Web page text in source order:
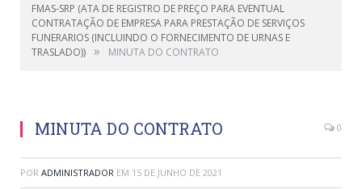
FMAS-SRP (ATA DE REGISTRO DE PREÇO PARA EVENTUAL
CONTRATAÇÃO DE EMPRESA PARA PRESTAÇÃO DE SERVIÇOS
FUNERARIOS (INCLUINDO O FORNECIMENTO DE URNAS E
TRASLADO)) » MINUTA DO CONTRATO
MINUTA DO CONTRATO 0
POR ADMINISTRADOR EM 15 DE JUNHO DE 2021